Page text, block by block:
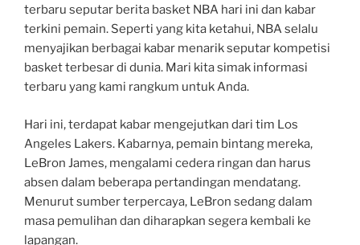
terbaru seputar berita basket NBA hari ini dan kabar
terkini pemain. Seperti yang kita ketahui, NBA selalu
menyajikan berbagai kabar menarik seputar kompetisi
basket terbesar di dunia. Mari kita simak informasi
terbaru yang kami rangkum untuk Anda.
Hari ini, terdapat kabar mengejutkan dari tim Los
Angeles Lakers. Kabarnya, pemain bintang mereka,
LeBron James, mengalami cedera ringan dan harus
absen dalam beberapa pertandingan mendatang.
Menurut sumber terpercaya, LeBron sedang dalam
masa pemulihan dan diharapkan segera kembali ke
lapangan.